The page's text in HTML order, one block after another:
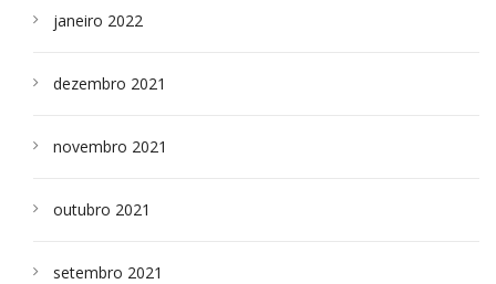
janeiro 2022
dezembro 2021
novembro 2021
outubro 2021
setembro 2021